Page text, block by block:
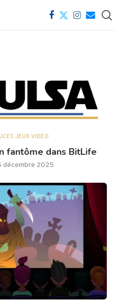
JEUX VIDÉO
fantôme dans BitLife
décembre 2025